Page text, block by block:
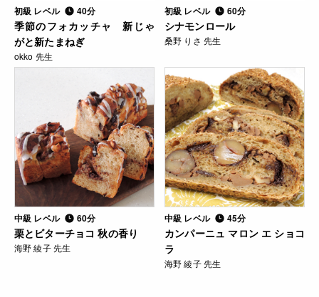
初級 レベル 40分
季節のフォカッチャ 新じゃ
がと新たまねぎ
okko 先生
初級 レベル 60分
シナモンロール
桑野 りさ 先生
中級 レベル 60分
栗とビターチョコ 秋の香り
海野 綾子 先生
中級 レベル 45分
カンパーニュ マロン エ ショコ
ラ
海野 綾子 先生